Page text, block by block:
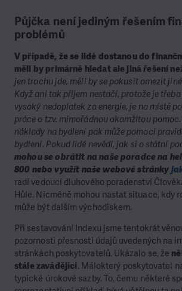
Půjčka není jediným řešením
problémů
V případě, že se lidé dostanou do
měli by primárně hledat ale jiná řešení
jen trochu jde, měli by se pokusit omezit
Když ani tak příjem nestačí, protože je
vysoký nedoplatek za energie, je na místě
práce o tzv. mimořádnou okamžitou
náklady na bydlení pak může pomoci
bydlení. Pokud lidé nevědí, jak si o státní
mohou se obrátit na naše poradce na
800 nebo využít naše webové stránky
radí vedoucí dluhového poradenství
Hůle. Nicméně mohou nastat situace, kdy
může být dalším východiskem.
Při sestavování Indexu jsme tentokrát
pozornosti přesnosti údajů uvedených na
stránkách poskytovatelů. Ukázalo se, že
stále zavádějící. Málokterý poskytovatel
typické úrokové sazby. To, čemu některé